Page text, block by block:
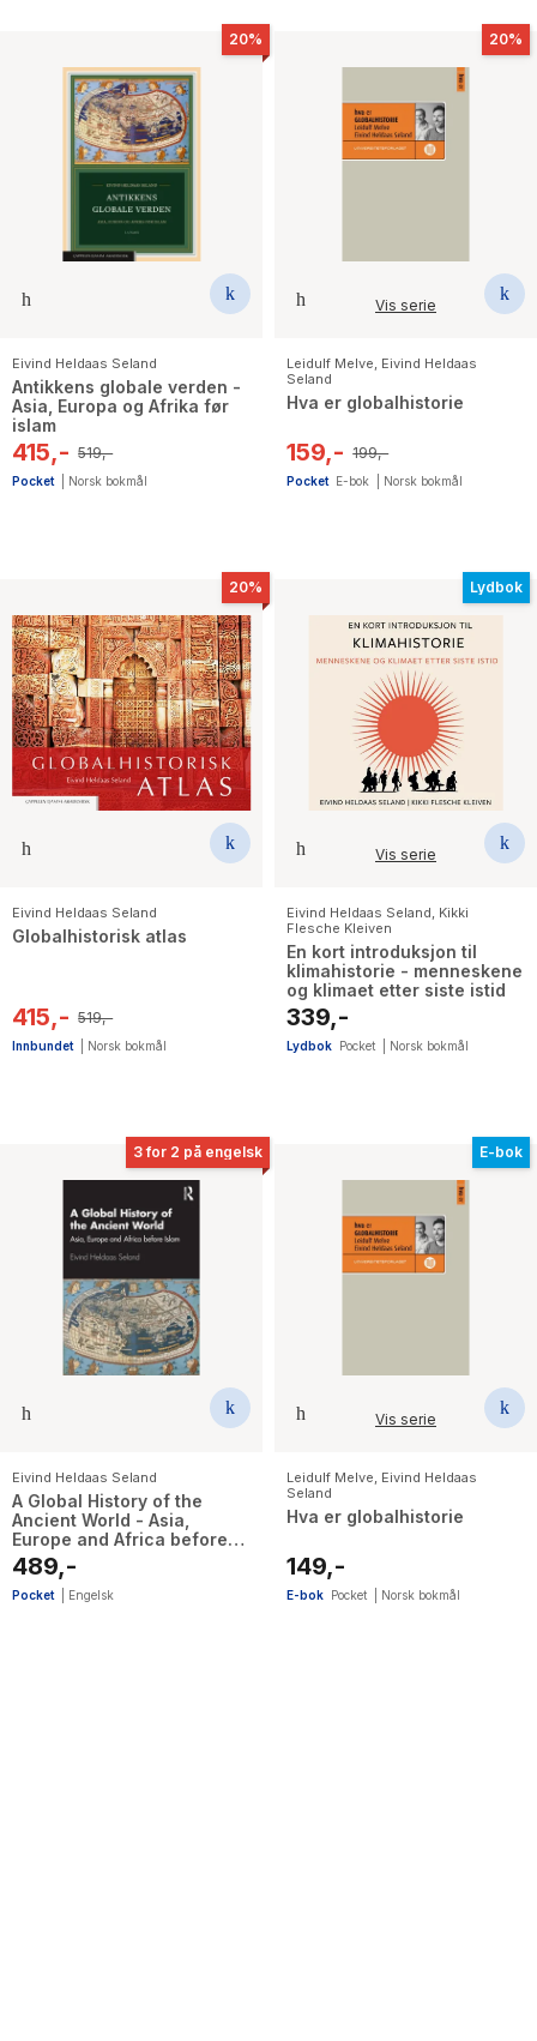
20%
Eivind Heldaas Seland
Antikkens globale verden -
Asia, Europa og Afrika før
islam
415,- 519,-
Pocket Norsk bokmål
20%
Vis serie
Leidulf Melve, Eivind Heldaas
Seland
Hva er globalhistorie
159,- 199,-
Pocket E-bok Norsk bokmål
20%
Eivind Heldaas Seland
Globalhistorisk atlas
415,- 519,-
Innbundet Norsk bokmål
Lydbok
Vis serie
Eivind Heldaas Seland, Kikki
Flesche Kleiven
En kort introduksjon til
klimahistorie - menneskene
og klimaet etter siste istid
339,-
Lydbok Pocket Norsk bokmål
3 for 2 på engelsk
Eivind Heldaas Seland
A Global History of the
Ancient World - Asia,
Europe and Africa before
Islam
489,-
Pocket Engelsk
E-bok
Vis serie
Leidulf Melve, Eivind Heldaas
Seland
Hva er globalhistorie
149,-
E-bok Pocket Norsk bokmål